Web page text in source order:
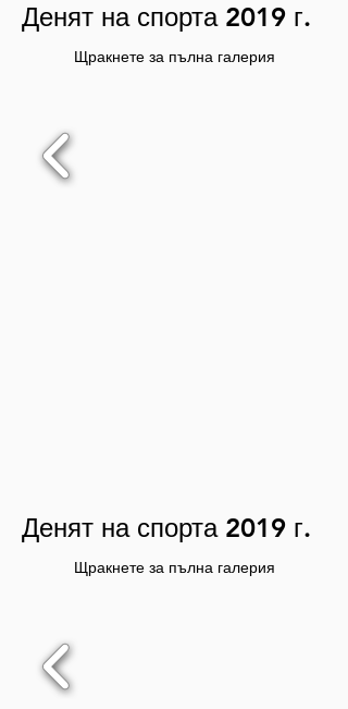
Денят на спорта 2019 г.
Щракнете за пълна галерия
Денят на спорта 2019 г.
Щракнете за пълна галерия